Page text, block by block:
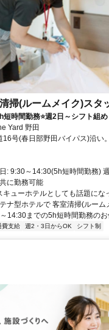
掃(ルームメイク)スタ
時間勤務⭐週2日～シフト組め
たい方にピッタリ！
Yard 野田
21分、野田市駅徒歩22分 ※駐車場完備(車・バ
: 9:30～14:30(5h短時間勤務)
に勤務可能
キューホテルとしても話題にな
ナ型ホテルで 客室清掃(ルーム
14:30までの5h短時間勤務のお
費支給 週2・3日からOK シフト制